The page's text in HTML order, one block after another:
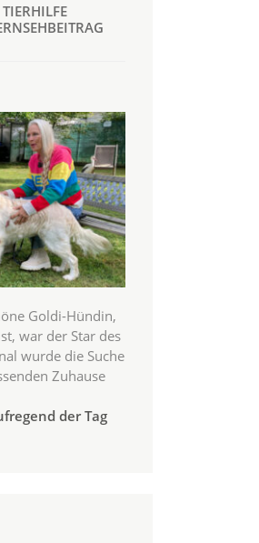
Goldi-Hündin,
war der Star des
wurde die Suche
Zuhause
der Tag